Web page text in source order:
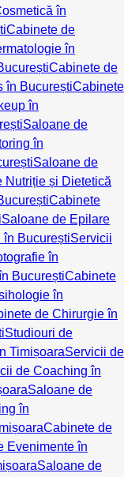
în
Cabinete de
în
Cabinete de
în BucureștiCabinete
în
Saloane de
în
Saloane de
Nutriție și Dietetică
Cabinete
Saloane de Epilare
BucureștiServicii
în
BucureștiCabinete
în
de Chirurgie în
Studiouri de
TimișoaraServicii de
de Coaching în
Saloane de
în
Cabinete de
Evenimente în
Saloane de